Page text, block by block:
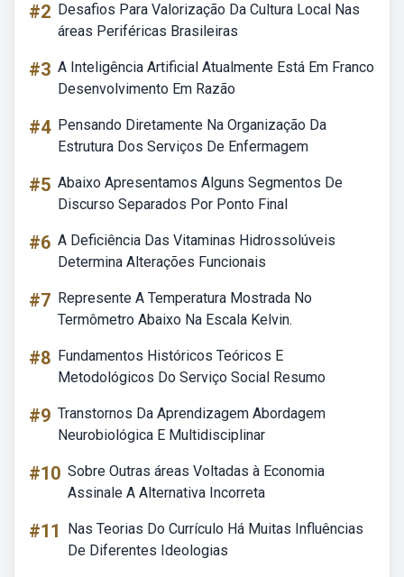
#2 Desafios Para Valorização Da Cultura Local Nas
áreas Periféricas Brasileiras
#3 A Inteligência Artificial Atualmente Está Em Franco
Desenvolvimento Em Razão
#4 Pensando Diretamente Na Organização Da
Estrutura Dos Serviços De Enfermagem
#5 Abaixo Apresentamos Alguns Segmentos De
Discurso Separados Por Ponto Final
#6 A Deficiência Das Vitaminas Hidrossolúveis
Determina Alterações Funcionais
#7 Represente A Temperatura Mostrada No
Termômetro Abaixo Na Escala Kelvin.
#8 Fundamentos Históricos Teóricos E
Metodológicos Do Serviço Social Resumo
#9 Transtornos Da Aprendizagem Abordagem
Neurobiológica E Multidisciplinar
#10 Sobre Outras áreas Voltadas à Economia
Assinale A Alternativa Incorreta
#11
Nas Teorias Do Currículo Há Muitas Influências
De Diferentes Ideologias